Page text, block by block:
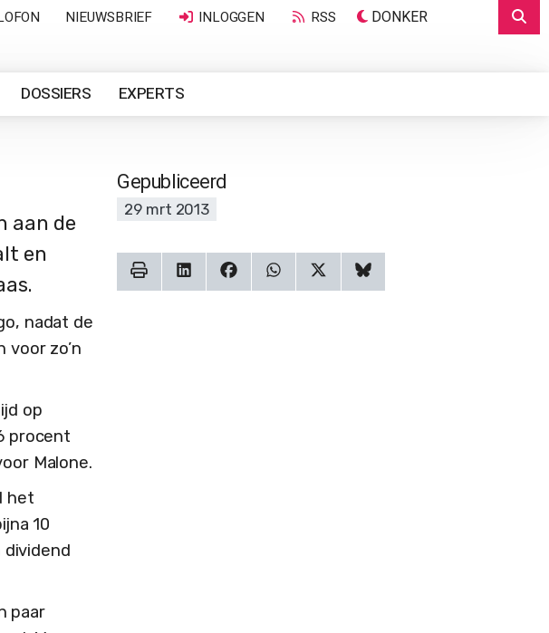
NIEUWSBRIEF INLOGGEN RSS DONKER
DOSSIERS EXPERTS
aan de
en
nadat de
zo’n
op
procent
Malone.
het
10
paar
Gepubliceerd
29 mrt 2013